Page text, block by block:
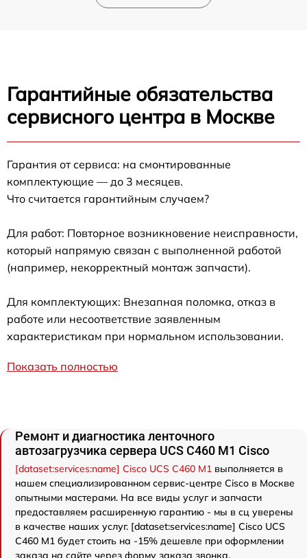
Гарантийные обязательства
сервисного центра в Москве
Гарантия от сервиса: на смонтированные
комплектующие — до 3 месяцев.
Что считается гарантийным случаем?
Для работ: Повторное возникновение неисправности,
который напрямую связан с выполненной работой
(например, некорректный монтаж запчасти).
Для комплектующих: Внезапная поломка, отказ в
работе или несоответствие заявленным
характеристикам при нормальном использовании.
Показать полностью
Ремонт и диагностика ленточного
автозагрузчика сервера UCS C460 M1 Cisco
[dataset:services:name] Cisco UCS C460 M1 выполняется в
нашем специализированном сервис-центре Cisco в Москве
опытными мастерами. На все виды услуг и запчасти
предоставляем расширенную гарантию - мы в сц уверены
в качестве наших услуг. [dataset:services:name] Cisco UCS
C460 M1 будет стоить на -15% дешевле при оформлении
заказа на сайте через форму заказа звонка.